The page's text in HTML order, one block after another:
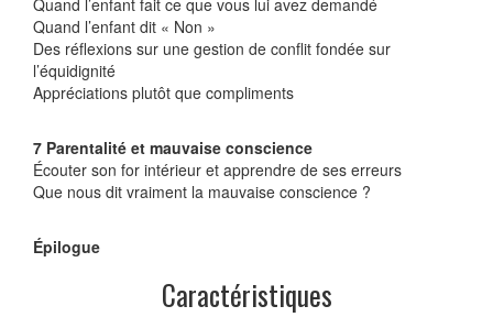
Quand l’enfant fait ce que vous lui avez demandé
Quand l’enfant dit « Non »
Des réflexions sur une gestion de conflit fondée sur
l’équidignité
Appréciations plutôt que compliments
7 Parentalité et mauvaise conscience
Écouter son for intérieur et apprendre de ses erreurs
Que nous dit vraiment la mauvaise conscience ?
Épilogue
Caractéristiques